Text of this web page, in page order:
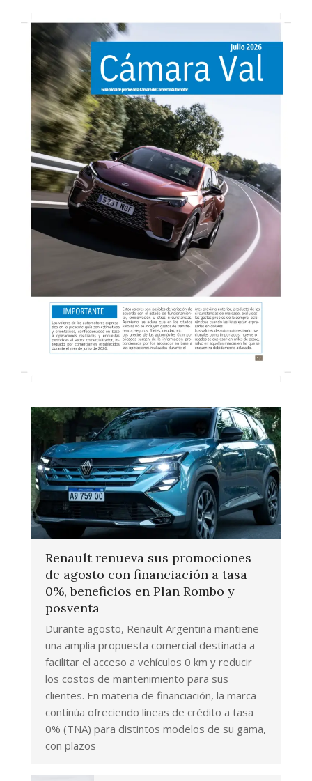
Renault renueva sus promociones
de agosto con financiación a tasa
0%, beneficios en Plan Rombo y
posventa
Durante agosto, Renault Argentina mantiene
una amplia propuesta comercial destinada a
facilitar el acceso a vehículos 0 km y reducir
los costos de mantenimiento para sus
clientes. En materia de financiación, la marca
continúa ofreciendo líneas de crédito a tasa
0% (TNA) para distintos modelos de su gama,
con plazos